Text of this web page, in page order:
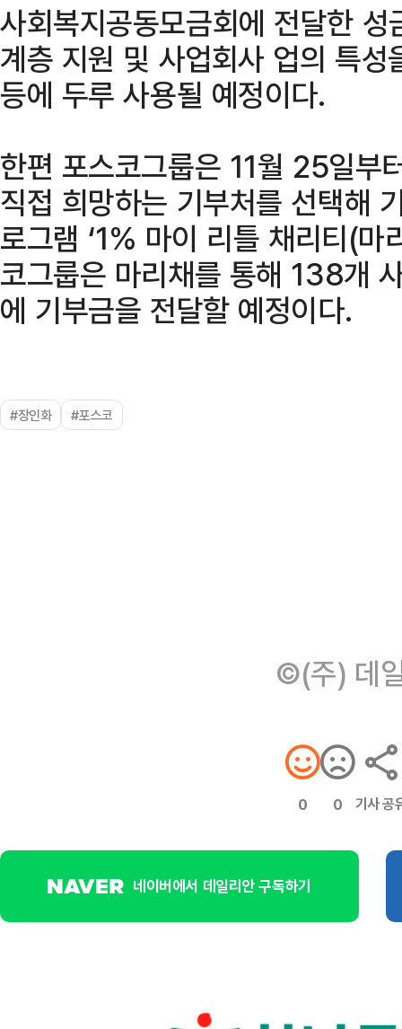
사회복지공동모금회에 전달한
계층 지원 및 사업회사 업의 특
등에 두루 사용될 예정이다.
한편 포스코그룹은 11월 25일부
직접 희망하는 기부처를 선택해
로그램 ‘1% 마이 리틀 채리티(마
코그룹은 마리채를 통해 138개
에 기부금을 전달할 예정이다.
#장인화 #포스코
©(주) 데
0 0 기사 공
네이버에서 데일리안 구독하기